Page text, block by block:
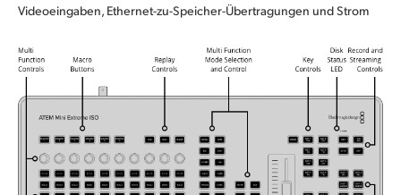
Videoeingaben, Ethernet-zu-Speicher-Übertragungen und Strom